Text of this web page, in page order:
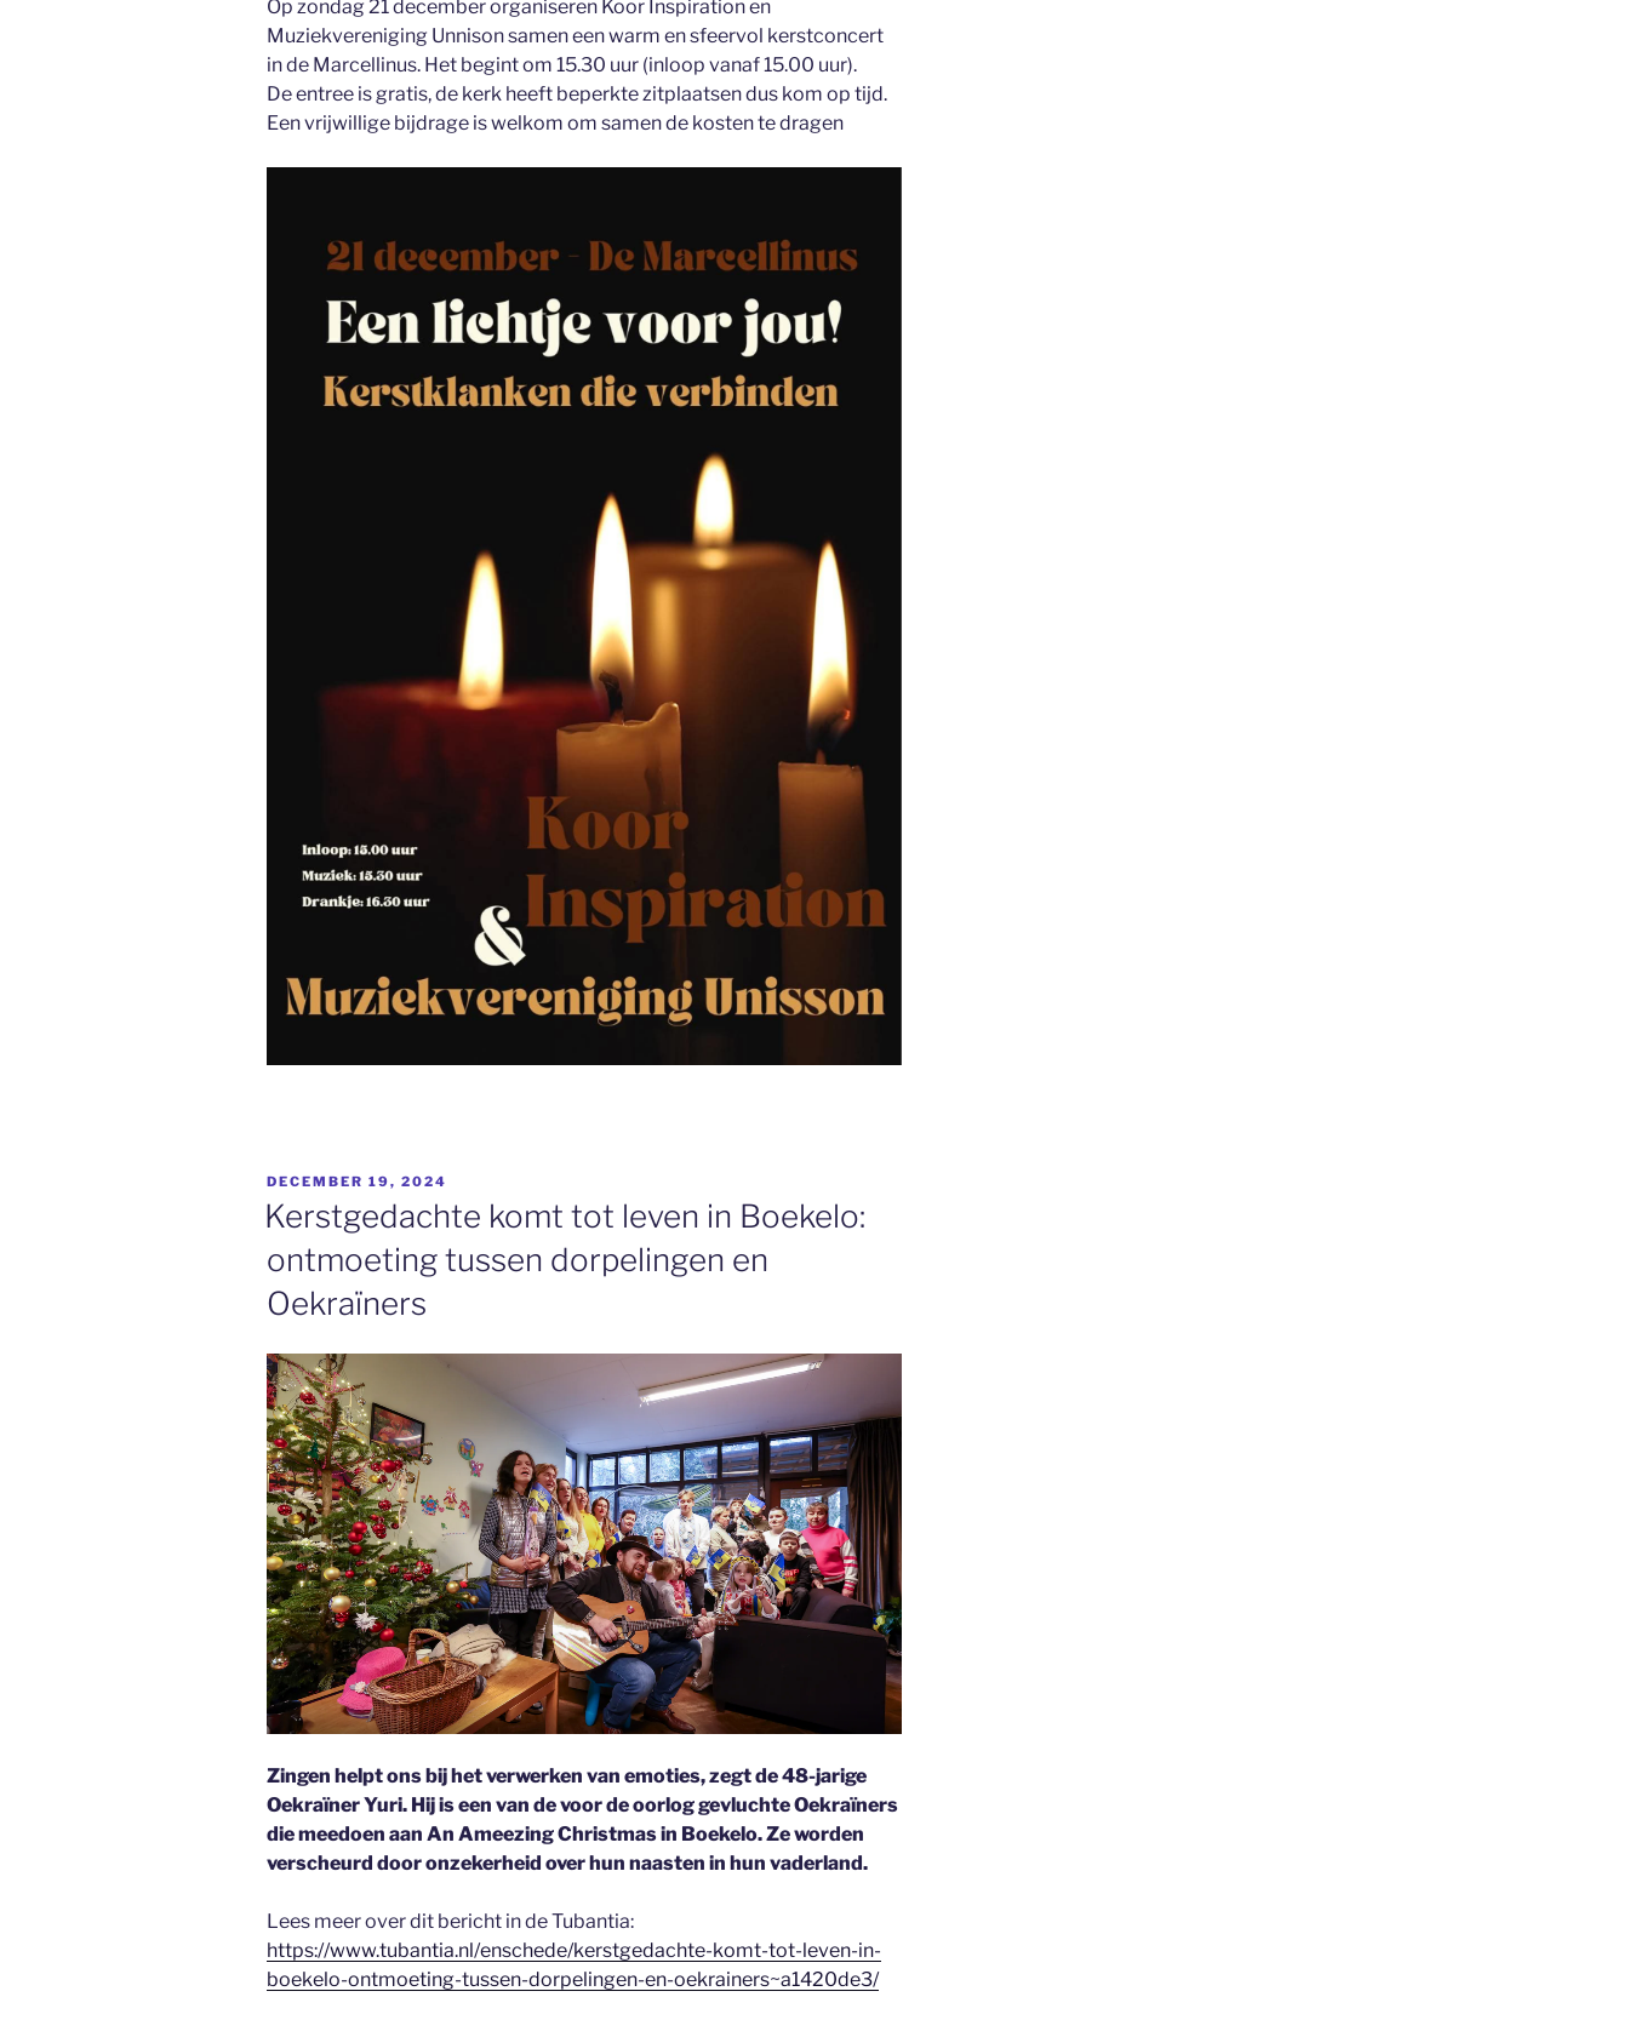
Op zondag 21 december organiseren Koor Inspiration en
Muziekvereniging Unnison samen een warm en sfeervol kerstconcert
in de Marcellinus. Het begint om 15.30 uur (inloop vanaf 15.00 uur).
De entree is gratis, de kerk heeft beperkte zitplaatsen dus kom op tijd.
Een vrijwillige bijdrage is welkom om samen de kosten te dragen
GEPLAATST
OP
DECEMBER 19, 2024
Kerstgedachte komt tot leven in Boekelo:
ontmoeting tussen dorpelingen en
Oekraïners
Zingen helpt ons bij het verwerken van emoties, zegt de 48-jarige
Oekraïner Yuri. Hij is een van de voor de oorlog gevluchte Oekraïners
die meedoen aan An Ameezing Christmas in Boekelo. Ze worden
verscheurd door onzekerheid over hun naasten in hun vaderland.
Lees meer over dit bericht in de Tubantia:
https://www.tubantia.nl/enschede/kerstgedachte-komt-tot-leven-in-
boekelo-ontmoeting-tussen-dorpelingen-en-oekrainers~a1420de3/